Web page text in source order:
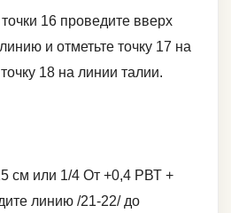
16 проведите вверх
и отметьте точку 17 на
18 на линии талии.
см или 1/4 От +0,4 РВТ +
линию /21-22/ до